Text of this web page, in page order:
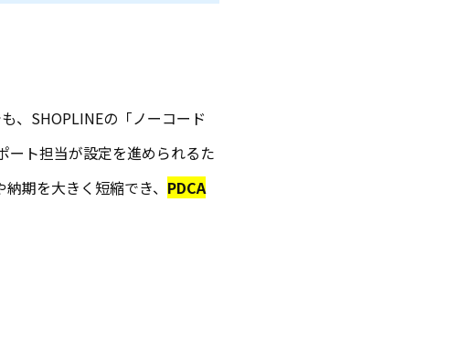
、SHOPLINEの「ノーコード
ート担当が設定を進められるた
期を大きく短縮でき、 PDCA